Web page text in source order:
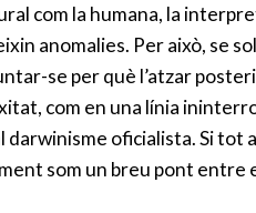
com la humana, la
anomalies. Per això, se
se per què l’atzar
com en una línia
oficialista. Si
som un breu pont entre